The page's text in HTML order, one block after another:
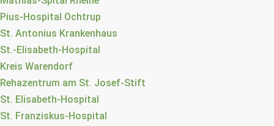
Pius-Hospital Ochtrup
St. Antonius Krankenhaus
St.-Elisabeth-Hospital
Kreis Warendorf
Rehazentrum am St. Josef-Stift
St. Elisabeth-Hospital
St. Franziskus-Hospital